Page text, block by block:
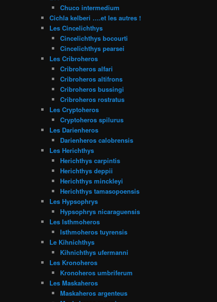
Chuco intermedium
Cichla kelberi ….et les autres !
Les Cincelichthys
Cincelichthys bocourti
Cincelichthys pearsei
Les Cribroheros
Cribroheros alfari
Cribroheros altifrons
Cribroheros bussingi
Cribroheros rostratus
Les Cryptoheros
Cryptoheros spilurus
Les Darienheros
Darienheros calobrensis
Les Herichthys
Herichthys carpintis
Herichthys deppii
Herichthys minckleyi
Herichthys tamasopoensis
Les Hypsophrys
Hypsophrys nicaraguensis
Les Isthmoheros
Isthmoheros tuyrensis
Le Kihnichthys
Kihnichthys ufermanni
Les Kronoheros
Kronoheros umbriferum
Les Maskaheros
Maskaheros argenteus